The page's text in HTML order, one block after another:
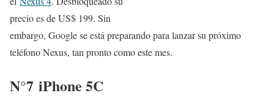
precio es de US$ 199. Sin
embargo, Google se está preparando para lanzar su próximo
teléfono Nexus, tan pronto como este mes.
N°7 iPhone 5C